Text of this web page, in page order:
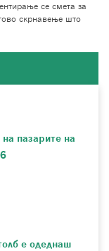
се смета за
скрнавење што
пазарите на
е одеднаш